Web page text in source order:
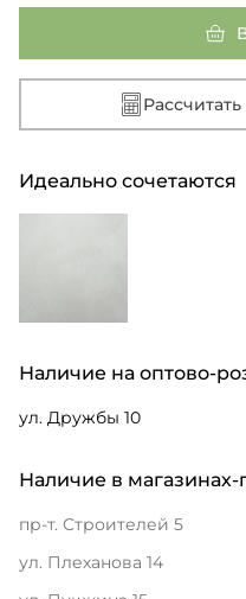
Идеально сочетаются
Наличие на оптово-
ул. Дружбы 10
Наличие в магазинах-
пр-т. Строителей 5
ул. Плеханова 14